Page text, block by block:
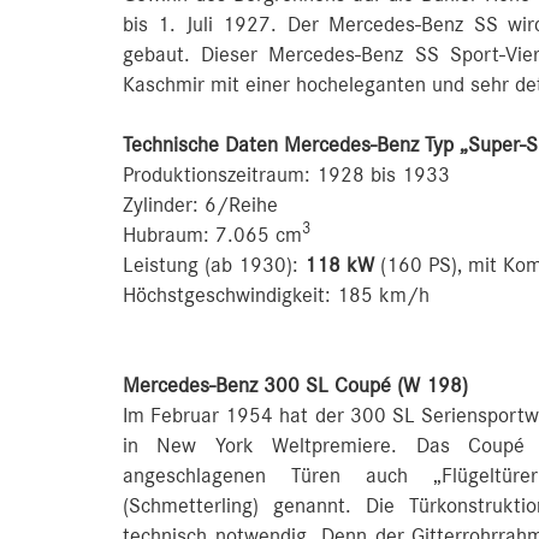
bis 1. Juli 1927. Der Mercedes-Benz SS
gebaut. Dieser Mercedes-Benz SS Sport-
Kaschmir mit einer hocheleganten und sehr
Technische Daten Mercedes-Benz Typ „Super-
Produktionszeitraum: 1928 bis 1933
Zylinder: 6/Reihe
Hubraum: 7.065 cm3
Leistung (ab 1930): 118 kW(160 PS), mit
Höchstgeschwindigkeit: 185 km/h
Mercedes-Benz 300 SL Coupé (W 198)
Im Februar 1954 hat der 300 SL
in New York Weltpremiere. Das
angeschlagenen Türen auch
(Schmetterling) genannt. Die